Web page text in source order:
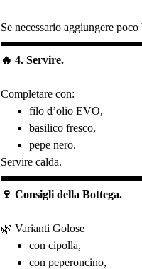
Se necessario aggiungere
🔥 4. Servire.
Completare con:
filo d’olio EVO,
basilico fresco,
pepe nero.
Servire calda.
🍷 Consigli della Bottega.
🌿 Varianti Golose
con cipolla,
con peperoncino,